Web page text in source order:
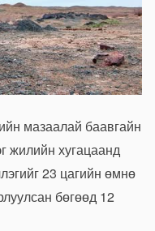
мазаалай баавгайн
жилийн хугацаанд
23 цагийн өмнө
бөгөөд 12